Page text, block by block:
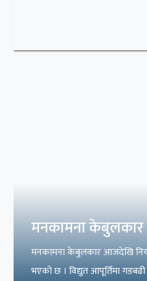
मनकामना केबुलकार
मनकामना केबुलकार आजदेखि
भएको छ । विद्युत आपूर्तिमा